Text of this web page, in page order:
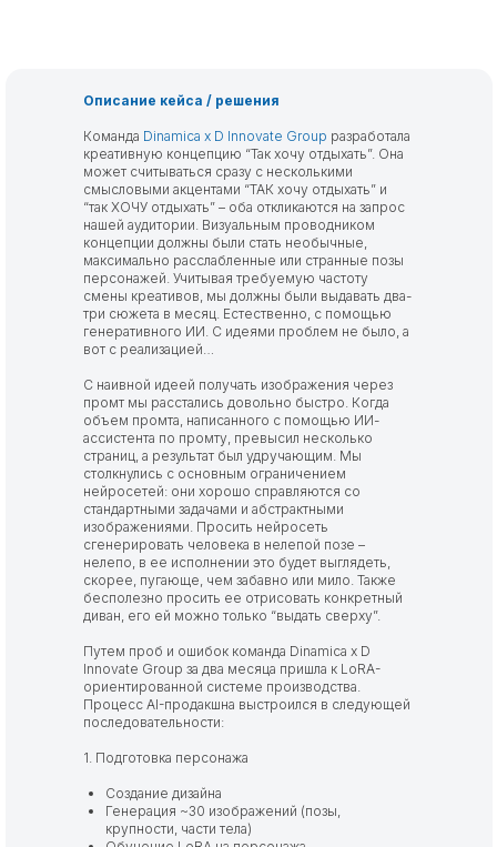
Описание кейса / решения
Команда Dinamica x D Innovate Group разработала
креативную концепцию “Так хочу отдыхать”. Она
может считываться сразу с несколькими
смысловыми акцентами “ТАК хочу отдыхать” и
“так ХОЧУ отдыхать” – оба откликаются на запрос
нашей аудитории. Визуальным проводником
концепции должны были стать необычные,
максимально расслабленные или странные позы
персонажей. Учитывая требуемую частоту
смены креативов, мы должны были выдавать два-
три сюжета в месяц. Естественно, с помощью
генеративного ИИ. С идеями проблем не было, а
вот с реализацией…
С наивной идеей получать изображения через
промт мы расстались довольно быстро. Когда
объем промта, написанного с помощью ИИ-
ассистента по промту, превысил несколько
страниц, а результат был удручающим. Мы
столкнулись с основным ограничением
нейросетей: они хорошо справляются со
стандартными задачами и абстрактными
изображениями. Просить нейросеть
сгенерировать человека в нелепой позе –
нелепо, в ее исполнении это будет выглядеть,
скорее, пугающе, чем забавно или мило. Также
бесполезно просить ее отрисовать конкретный
диван, его ей можно только “выдать сверху”.
Путем проб и ошибок команда Dinamica x D
Innovate Group за два месяца пришла к LoRA-
ориентированной системе производства.
Процесс AI-продакшна выстроился в следующей
последовательности:
1. Подготовка персонажа
Создание дизайна
Генерация ~30 изображений (позы,
крупности, части тела)